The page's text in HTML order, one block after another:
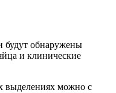
будут обнаружены
и клинические
выделениях можно с